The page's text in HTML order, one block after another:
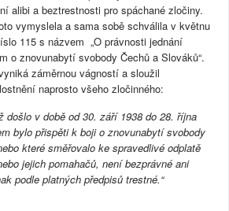
alibi a beztrestnosti pro spáchané zločiny.
vymyslela a sama sobě schválila v květnu
115 s názvem „O právnosti jednání
o znovunabytí svobody Čechů a Slováků“.
záměrnou vágností a sloužil
naprosto všeho zločinného:
došlo v době od 30. září 1938 do 28. října
bylo přispěti k boji o znovunabytí svobody
které směřovalo ke spravedlivé odplatě
jejich pomahačů, není bezprávné ani
podle platných předpisů trestné.“